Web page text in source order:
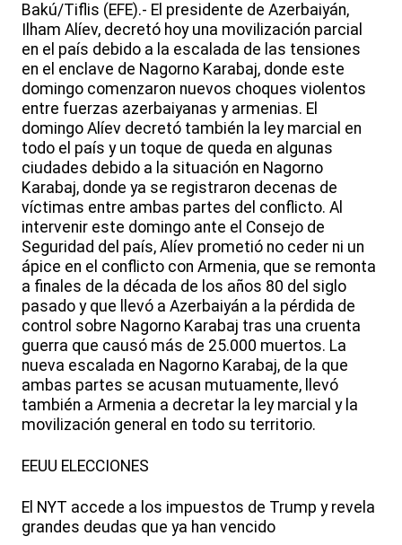
Bakú/Tiflis (EFE).- El presidente de Azerbaiyán,
Ilham Alíev, decretó hoy una movilización parcial
en el país debido a la escalada de las tensiones
en el enclave de Nagorno Karabaj, donde este
domingo comenzaron nuevos choques violentos
entre fuerzas azerbaiyanas y armenias. El
domingo Alíev decretó también la ley marcial en
todo el país y un toque de queda en algunas
ciudades debido a la situación en Nagorno
Karabaj, donde ya se registraron decenas de
víctimas entre ambas partes del conflicto. Al
intervenir este domingo ante el Consejo de
Seguridad del país, Alíev prometió no ceder ni un
ápice en el conflicto con Armenia, que se remonta
a finales de la década de los años 80 del siglo
pasado y que llevó a Azerbaiyán a la pérdida de
control sobre Nagorno Karabaj tras una cruenta
guerra que causó más de 25.000 muertos. La
nueva escalada en Nagorno Karabaj, de la que
ambas partes se acusan mutuamente, llevó
también a Armenia a decretar la ley marcial y la
movilización general en todo su territorio.
EEUU ELECCIONES
El NYT accede a los impuestos de Trump y revela
grandes deudas que ya han vencido